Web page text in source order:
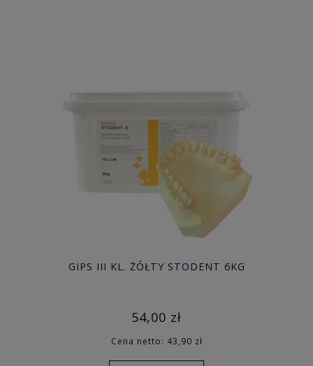
GIPS III KL. ŻÓŁTY STODENT 6KG
54,00 zł
Cena netto: 43,90 zł